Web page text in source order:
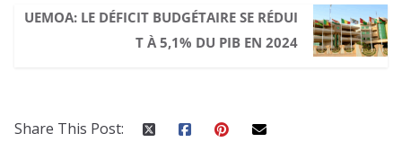
UEMOA: LE DÉFICIT BUDGÉTAIRE SE RÉDUI
T À 5,1% DU PIB EN 2024
Share This Post: